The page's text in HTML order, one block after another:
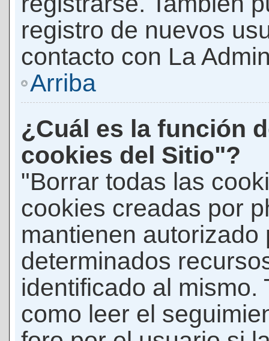
registro de nuevos
contacto con La
Arriba
¿Cuál es la función
cookies del Sitio"?
"Borrar todas las
cookies creadas por
mantienen autorizado
determinados
identificado al mismo.
como leer el